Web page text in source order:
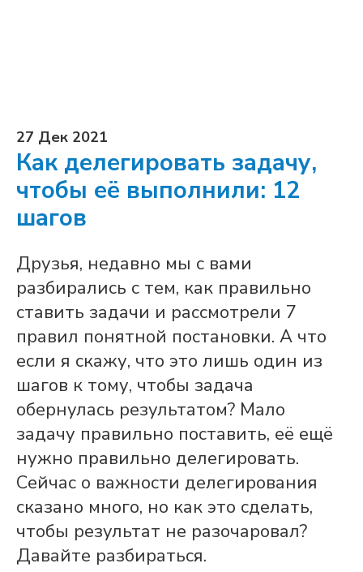
27 Дек 2021
Как делегировать задачу,
чтобы её выполнили: 12
шагов
Друзья, недавно мы с вами
разбирались с тем, как правильно
ставить задачи и рассмотрели 7
правил понятной постановки. А что
если я скажу, что это лишь один из
шагов к тому, чтобы задача
обернулась результатом? Мало
задачу правильно поставить, её ещё
нужно правильно делегировать.
Сейчас о важности делегирования
сказано много, но как это сделать,
чтобы результат не разочаровал?
Давайте разбираться.